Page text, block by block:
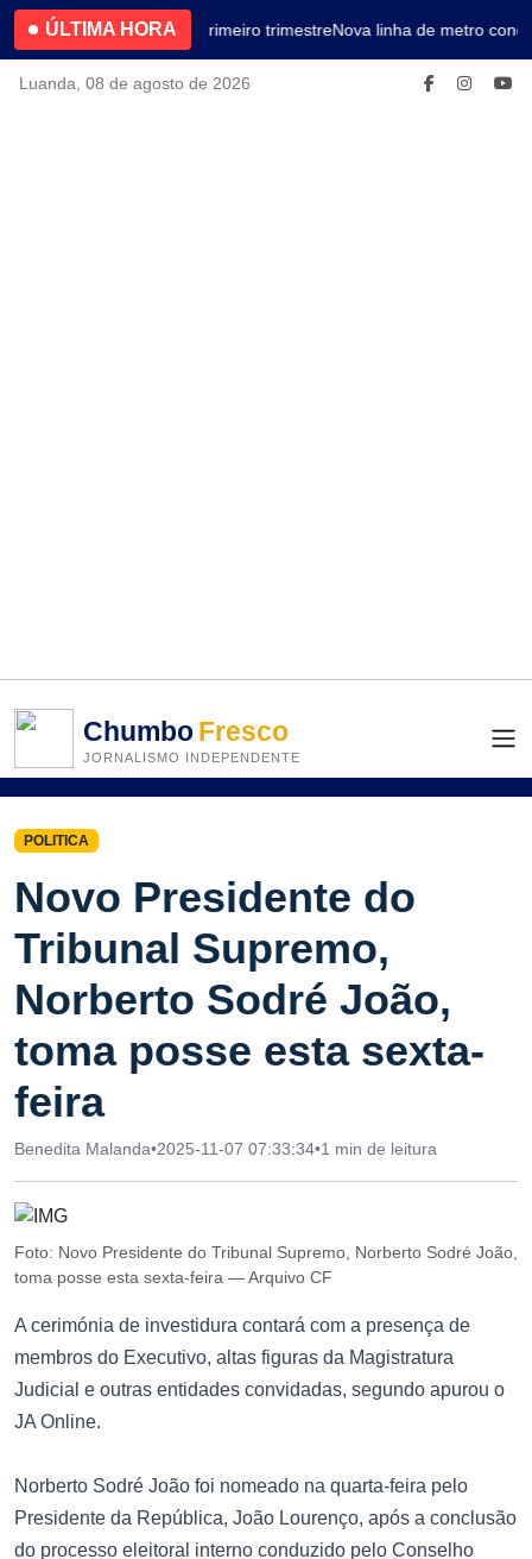
ÚLTIMA HORA4.2% no primeiro trimestreNova linha de metro
Luanda, 08 de agosto de 2026
ChumboFresco
JORNALISMO INDEPENDENTE
POLITICA
Novo Presidente do
Tribunal Supremo,
Norberto Sodré João,
toma posse esta sexta-
feira
Benedita Malanda•2025-11-07 07:33:34•1 min de leitura
Foto: Novo Presidente do Tribunal Supremo, Norberto Sodré João,
toma posse esta sexta-feira — Arquivo CF
A cerimónia de investidura contará com a presença de
membros do Executivo, altas figuras da Magistratura
Judicial e outras entidades convidadas, segundo apurou o
JA Online.
Norberto Sodré João foi nomeado na quarta-feira pelo
Presidente da República, João Lourenço, após a conclusão
do processo eleitoral interno conduzido pelo Conselho